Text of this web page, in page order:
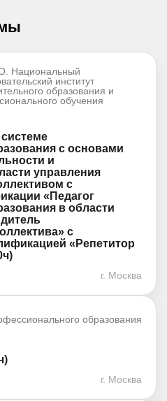
Национальный
институт
образования и
обучения
с основами
и
управления
с
«Педагог
в области
с
«Репетитор
г. Москва
образования
г. Москва